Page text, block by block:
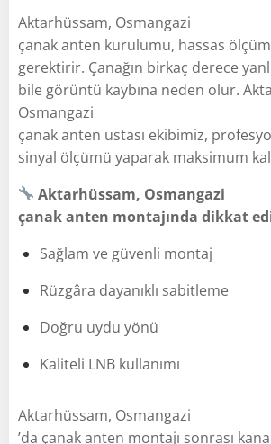
Aktarhüssam, Osmangazi
çanak anten kurulumu, hassas
gerektirir. Çanağın birkaç derece
bile görüntü kaybına neden olur.
Osmangazi
çanak anten ustası ekibimiz,
sinyal ölçümü yaparak maksimum
Aktarhüssam, Osmangazi
çanak anten montajında dikkat
Sağlam ve güvenli montaj
Rüzgâra dayanıklı sabitleme
Doğru uydu yönü
Kaliteli LNB kullanımı
Aktarhüssam, Osmangazi
’da çanak anten montajı sonrası